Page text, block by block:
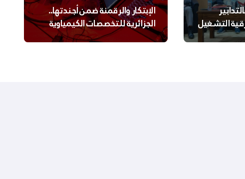
التشغيل
الإبتكار والرقمنة ضمن أجندتها..
الجزائرية للتخصصات الكيمياوية
ترعى تحدي الإبتكار الجزائري